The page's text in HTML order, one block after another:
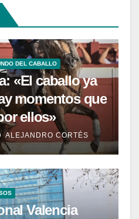
DEL CABALLO
«El caballo ya
momentos que
ellos»
ALEJANDRO CORTÉS
Valencia